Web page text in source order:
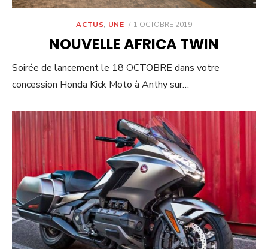
ACTUS, UNE
POSTED
1 OCTOBRE 2019
NOUVELLE AFRICA TWIN
Soirée de lancement le 18 OCTOBRE dans votre
concession Honda Kick Moto à Anthy sur…